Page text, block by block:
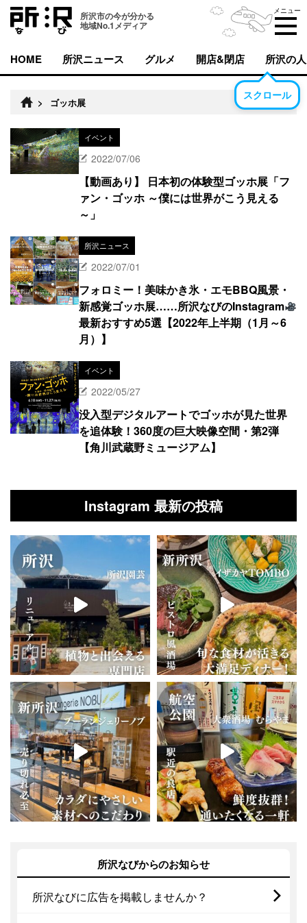
所沢市の今が分かる
地域No.1メディア
メニュー
HOME 所沢ニュース グルメ 開店&閉店 所沢の人
スクロール
> ゴッホ展
イベント
2022/07/06
【動画あり】 日本初の体験型ゴッホ展「フ
ァン・ゴッホ ­～僕には世界がこう見える
～」
所沢ニュース
2022/07/01
フォロミー！美味かき氷・エモBBQ風景・
新感覚ゴッホ展……所沢なびのInstagram
最新おすすめ5選【2022年上半期（1月～6
月）】
イベント
2022/05/27
没入型デジタルアートでゴッホが見た世界
を追体験！360度の巨大映像空間・第2弾
【角川武蔵野ミュージアム】
Instagram 最新の投稿
所沢なびからのお知らせ
所沢なびに広告を掲載しませんか？